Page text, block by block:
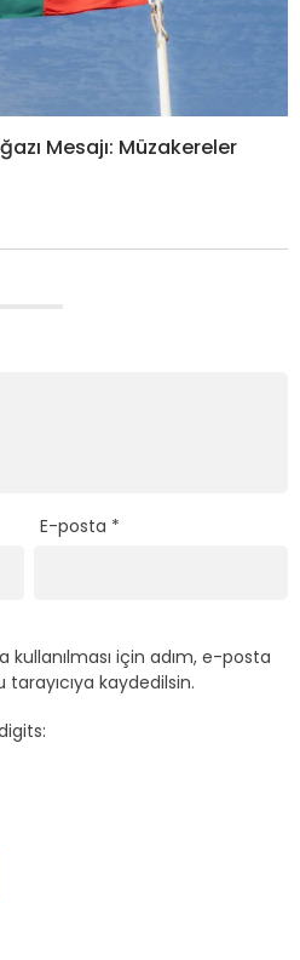
Mesajı: Müzakereler
E-posta *
kullanılması için adım, e-posta
kaydedilsin.